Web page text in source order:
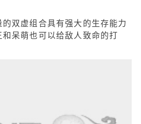
双虚组合具有强大的生存能力
呆萌也可以给敌人致命的打